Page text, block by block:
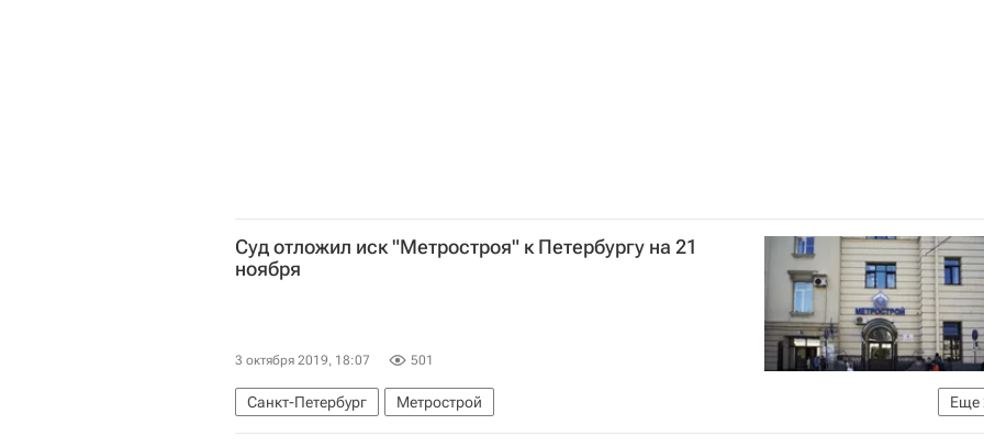
Суд отложил иск "Метростроя" к Петербургу на 21
ноября
3 октября 2019, 18:07 501
Еще
Санкт-Петербург
Метрострой
Арбитражный суд Санкт-Петербурга и Ленинградской области
Инфраструктура